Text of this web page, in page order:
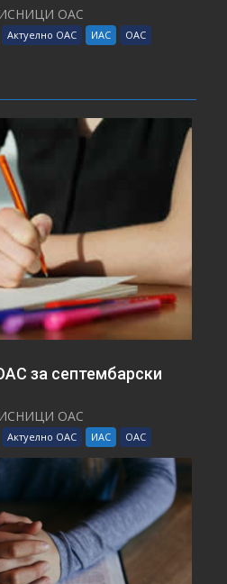
ОАС
Актуелно ОАС ИАС ОАС
за септембарски
ОАС
Актуелно ОАС ИАС ОАС